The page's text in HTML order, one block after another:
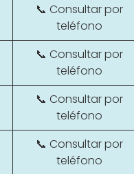
📞 Consultar por
teléfono
📞 Consultar por
teléfono
📞 Consultar por
teléfono
📞 Consultar por
teléfono